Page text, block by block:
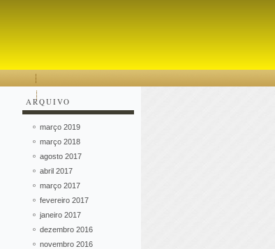
ARQUIVO
março 2019
março 2018
agosto 2017
abril 2017
março 2017
fevereiro 2017
janeiro 2017
dezembro 2016
novembro 2016